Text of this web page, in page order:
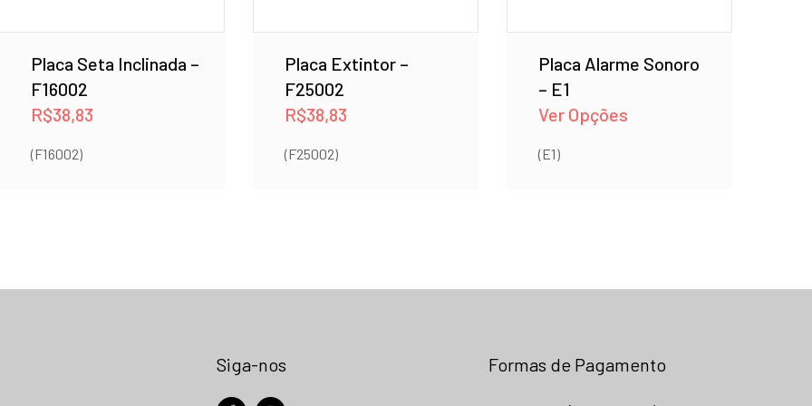
Placa Seta Inclinada –
F16002
R$38,83
(F16002)
Placa Extintor –
F25002
R$38,83
(F25002)
Placa Alarme Sonoro
– E1
Ver Opções
(E1)
Siga-nos Formas de Pagamento